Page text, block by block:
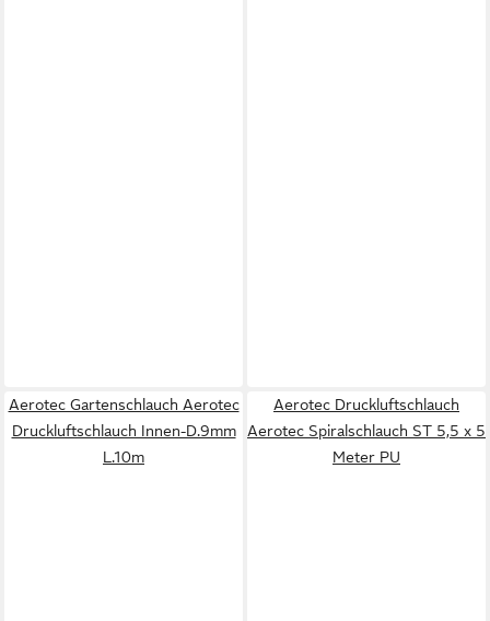
Aerotec Gartenschlauch Aerotec
Druckluftschlauch Innen-D.9mm
L.10m
Aerotec Druckluftschlauch
Aerotec Spiralschlauch ST 5,5 x 5
Meter PU